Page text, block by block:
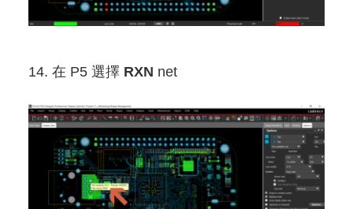
14. 在 P5 選擇 RXN net